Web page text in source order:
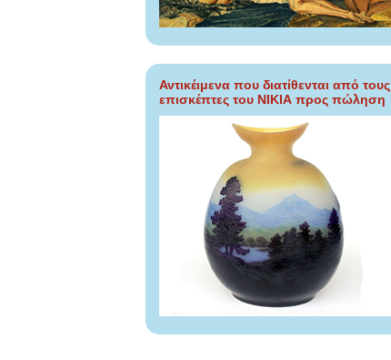
Αντικέιμενα που διατίθενται από τους
επισκέπτες του ΝΙΚΙΑ προς πώληση